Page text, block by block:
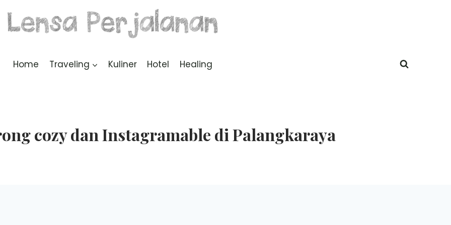
Home Traveling Kuliner Hotel Healing
cozy dan Instagramable di Palangkaraya